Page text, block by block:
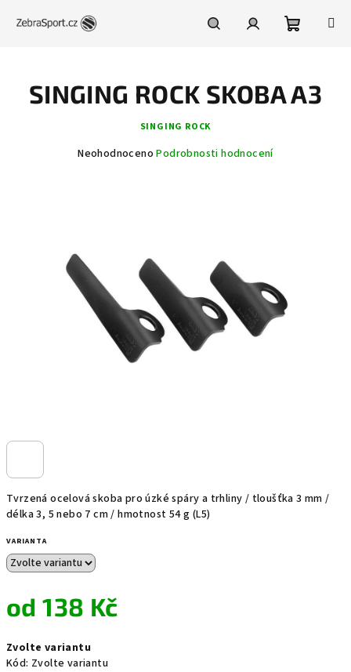
košík
Tvrzená ocelová skoba pro úzké spáry a trhliny / tloušťka 3 mm /
délka 3, 5 nebo 7 cm / hmotnost 54 g (L5)
VARIANTA
od138 Kč
cena:
Zvolte variantu
Kód: Zvolte variantu
SINGING ROCK SKOBA A3
SINGING ROCK
Průměrné
hvězdiček.
Neohodnoceno Podrobnosti hodnocení